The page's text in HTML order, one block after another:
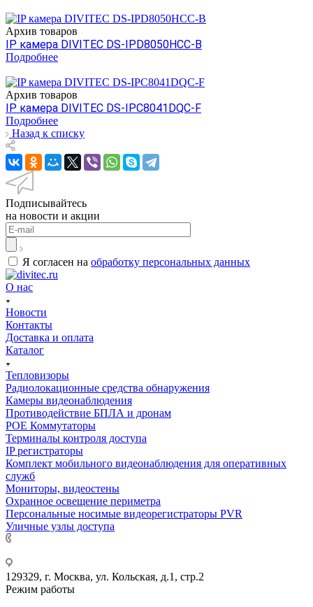
Архив товаров
IP камера DIVITEC DS-IPD8050HCC-B
Подробнее
Архив товаров
IP камера DIVITEC DS-IPC8041DQC-F
Подробнее
Назад к списку
Подписывайтесь
на новости и акции
Я согласен на обработку персональных данных
О нас
Новости
Контакты
Доставка и оплата
Каталог
Тепловизоры
Радиолокационные средства обнаружения
Камеры видеонаблюдения
Противодействие БПЛА и дронам
РОЕ Коммутаторы
Терминалы контроля доступа
IP регистраторы
Комплект мобильного видеонаблюдения для оперативных
служб
Мониторы, видеостены
Охранное освещение периметра
Персональные носимые видеорегистраторы PVR
Уличные узлы доступа
129329, г. Москва, ул. Кольская, д.1, стр.2
Режим работы